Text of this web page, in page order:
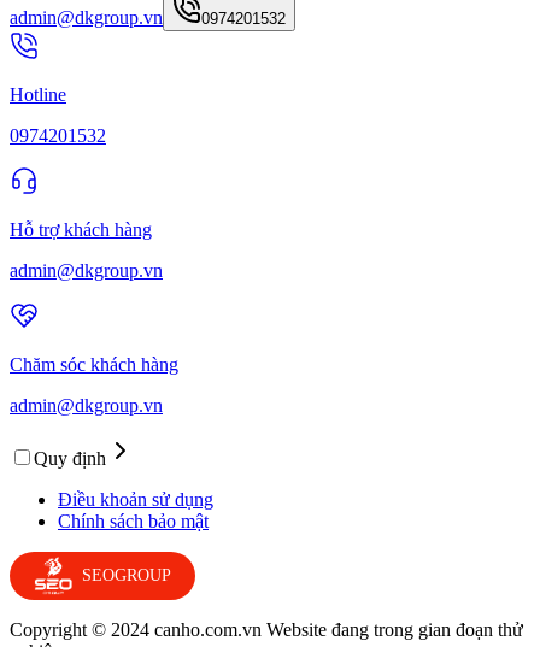
admin@dkgroup.vn 0974201532
Hotline
0974201532
Hỗ trợ khách hàng
admin@dkgroup.vn
Chăm sóc khách hàng
admin@dkgroup.vn
Quy định
Điều khoản sử dụng
Chính sách bảo mật
SEOGROUP
Copyright © 2024 canho.com.vn Website đang trong gian đoạn thử